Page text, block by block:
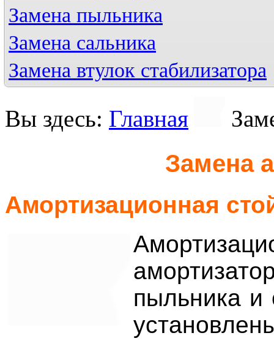
Замена пыльника
Замена сальника
Замена втулок стабилизатора
Вы здесь: Главная
Замена
Амортизационная
пыльника и